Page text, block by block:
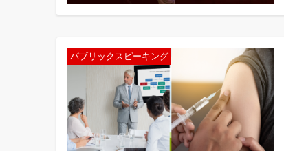
パブリックスピーキング